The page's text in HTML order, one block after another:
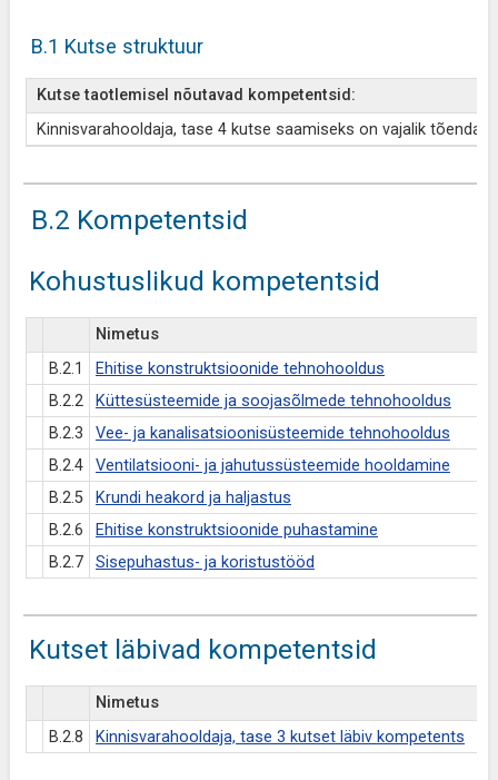
B.1 Kutse struktuur
Kutse taotlemisel nõutavad kompetentsid:
Kinnisvarahooldaja, tase 4 kutse saamiseks on vajalik
B.2 Kompetentsid
Kohustuslikud kompetentsid
Nimetus
B.2.1
Ehitise konstruktsioonide tehnohooldus
B.2.2
Küttesüsteemide ja soojasõlmede tehnohooldus
B.2.3
Vee- ja kanalisatsioonisüsteemide tehnohooldus
B.2.4
Ventilatsiooni- ja jahutussüsteemide hooldamine
B.2.5
Krundi heakord ja haljastus
B.2.6
Ehitise konstruktsioonide puhastamine
B.2.7
Sisepuhastus- ja koristustööd
Kutset läbivad kompetentsid
Nimetus
B.2.8
Kinnisvarahooldaja, tase 3 kutset läbiv kompetents